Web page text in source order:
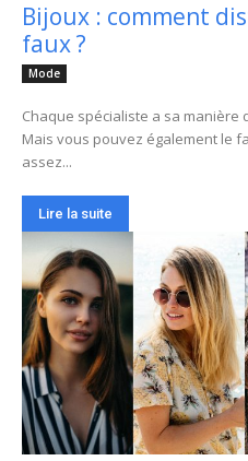
Bijoux : comment
faux ?
Mode
Chaque spécialiste a sa manière
Mais vous pouvez également le
assez...
Lire la suite